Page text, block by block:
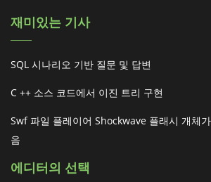
재미있는 기사
SQL 시나리오 기반 질문 및 답변
C ++ 소스 코드에서 이진 트리 구현
Swf 파일 플레이어 Shockwave 플래시 개체
음
에디터의 선택